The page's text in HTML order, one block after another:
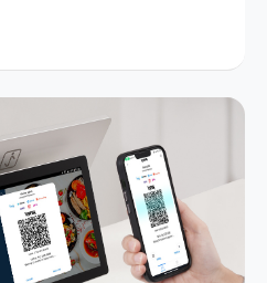
serta persediaan